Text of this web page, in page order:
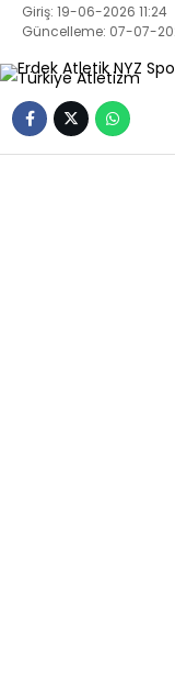
Giriş: 19-06-2026 11:24
Güncelleme: 07-07-